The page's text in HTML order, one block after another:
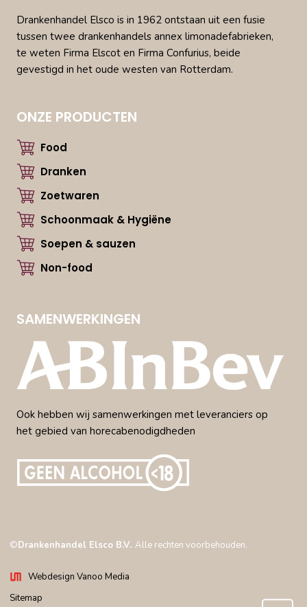
Drankenhandel Elsco is in 1962 ontstaan uit een fusie
tussen twee drankenhandels annex limonadefabrieken,
te weten Firma Elscot en Firma Confurius, beide
gevestigd in het oude westen van Rotterdam.
ONZE PRODUCTEN
Food
Dranken
Zoetwaren
Schoonmaak & Hygiëne
Soepen & sauzen
Non-food
SAMENWERKINGEN
Ook hebben wij samenwerkingen met leveranciers op
het gebied van horecabenodigdheden
©Drankenhandel Elsco B.V.. Alle rechten voorbehouden.
Webdesign Vanoo Media
Sitemap